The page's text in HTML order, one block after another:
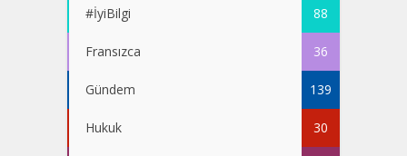
#İyiBilgi 88
Fransızca 36
Gündem 139
Hukuk 30